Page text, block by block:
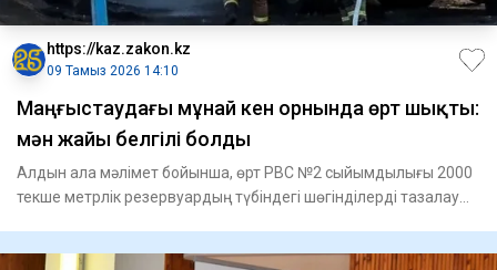
https://kaz.zakon.kz
09 Тамыз 2026 14:10
Маңғыстаудағы мұнай кен орнында өрт шықты:
мән жайы белгілі болды
Алдын ала мәлімет бойынша, өрт РВС №2 сыйымдылығы 2000
текше метрлік резервуардың түбіндегі шөгінділерді тазалау